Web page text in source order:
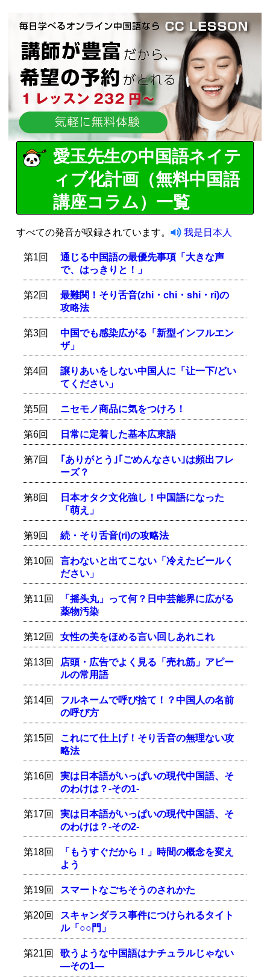
愛玉先生の中国語ネイテ
ィブ化計画（無料中国語
講座コラム）一覧
すべての発音が収録されています。 我是日本人
第1回
通じる中国語の最優先事項「大きな声
で、はっきりと！」
第2回
最難関！そり舌音(zhi・chi・shi・ri)の
攻略法
第3回
中国でも感染広がる「新型インフルエン
ザ」
第4回
譲りあいをしない中国人に「让一下/どい
てください」
第5回 ニセモノ商品に気をつけろ！
第6回 日常に定着した基本広東語
第7回
｢ありがとう｣｢ごめんなさい｣は頻出フレ
ーズ？
第8回
日本オタク文化強し！中国語になった
「萌え」
第9回 続・そり舌音(ri)の攻略法
第10回
言わないと出てこない「冷えたビールく
ださい」
第11回
「摇头丸」って何？日中芸能界に広がる
薬物汚染
第12回 女性の美をほめる言い回しあれこれ
第13回
店頭・広告でよく見る「売れ筋」アピー
ルの常用語
第14回
フルネームで呼び捨て！？中国人の名前
の呼び方
第15回
これにて仕上げ！そり舌音の無理ない攻
略法
第16回
実は日本語がいっぱいの現代中国語、そ
のわけは？-その1-
第17回
実は日本語がいっぱいの現代中国語、そ
のわけは？-その2-
第18回
「もうすぐだから！」時間の概念を変え
よう
第19回 スマートなごちそうのされかた
第20回
スキャンダラス事件につけられるタイト
ル「○○門」
第21回
歌うような中国語はナチュラルじゃない
―その1―